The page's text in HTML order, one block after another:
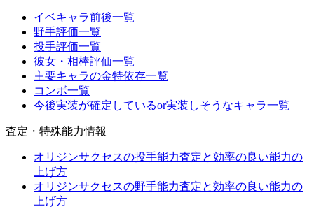
イベキャラ前後一覧
野手評価一覧
投手評価一覧
彼女・相棒評価一覧
主要キャラの金特依存一覧
コンボ一覧
今後実装が確定しているor実装しそうなキャラ一覧
査定・特殊能力情報
オリジンサクセスの投手能力査定と効率の良い能力の
上げ方
オリジンサクセスの野手能力査定と効率の良い能力の
上げ方